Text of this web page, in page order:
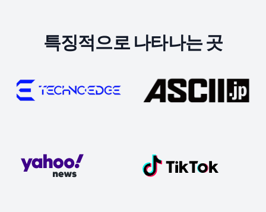
특징적으로 나타나는 곳